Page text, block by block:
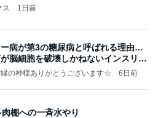
ス 1日前
病が第3の糖尿病と呼ばれる理由…
脳細胞を破壊しかねないインスリン
の神様ありがとうございます☆ 6日前
棚への一斉水やり